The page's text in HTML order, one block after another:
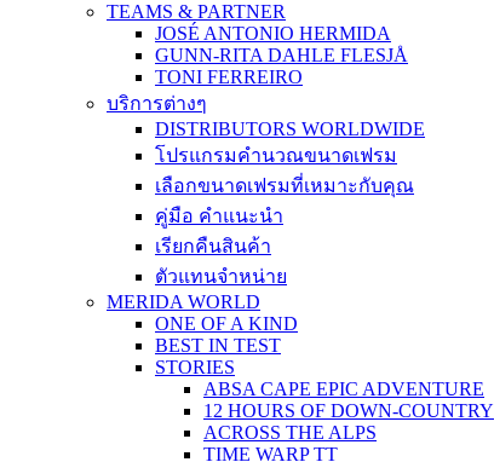
TEAMS & PARTNER
JOSÉ ANTONIO HERMIDA
GUNN-RITA DAHLE FLESJÅ
TONI FERREIRO
บริการต่างๆ
DISTRIBUTORS WORLDWIDE
โปรแกรมคำนวณขนาดเฟรม
เลือกขนาดเฟรมที่เหมาะกับคุณ
คู่มือ คำแนะนำ
เรียกคืนสินค้า
ตัวแทนจำหน่าย
MERIDA WORLD
ONE OF A KIND
BEST IN TEST
STORIES
ABSA CAPE EPIC ADVENTURE
12 HOURS OF DOWN-COUNTRY
ACROSS THE ALPS
TIME WARP TT